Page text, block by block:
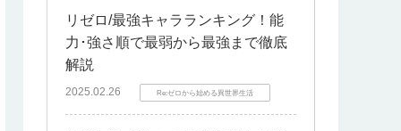
リゼロ/最強キャラランキング！能
力･強さ順で最弱から最強まで徹底
解説
2025.02.26 Re:ゼロから始める異世界生活